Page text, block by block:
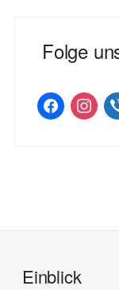
Folge
facebookinstagram
Einblick